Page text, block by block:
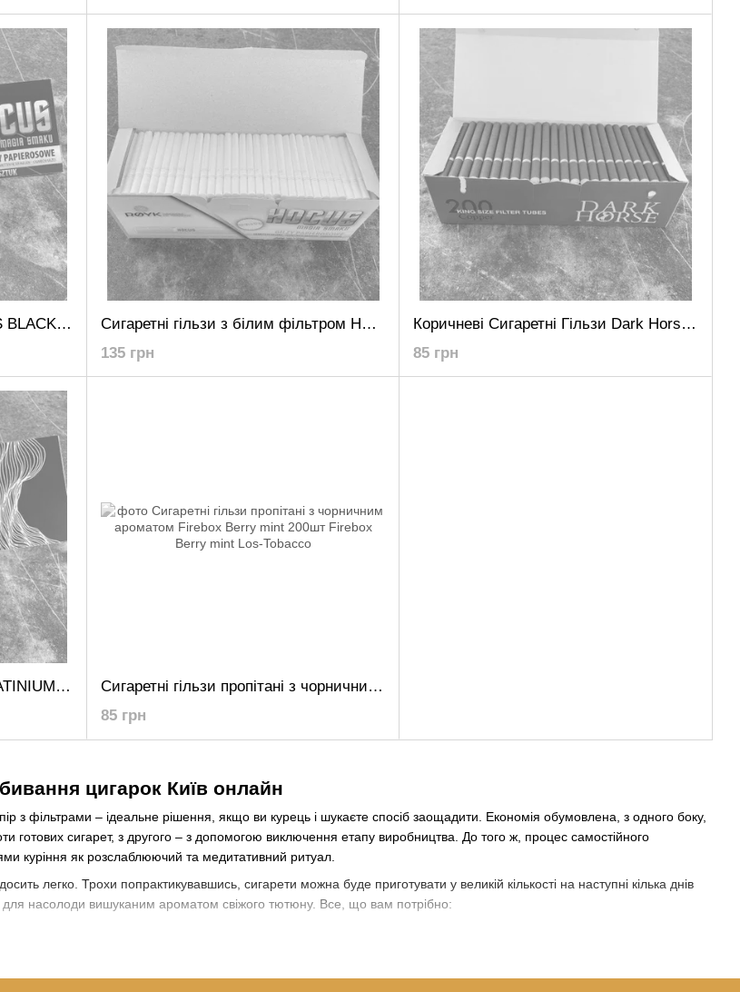
цигарок Київ онлайн
з фільтрами – ідеальне рішення, якщо ви курець і шукаєте спосіб заощадити. Економія обумовлена, з одного боку,
готових сигарет, з другого – з допомогою виключення етапу виробництва. До того ж, процес самостійного
куріння як розслаблюючий та медитативний ритуал.
легко. Трохи попрактикувавшись, сигарети можна буде приготувати у великій кількості на наступні кілька днів
насолоди вишуканим ароматом свіжого тютюну. Все, що вам потрібно:
Чорні сигаретні гільзи HOCUS BLACK 500шт
Сигаретні гільзи з білим фільтром HOCUS White 500шт
135 грн
Коричневі Сигаретні Гільзи Dark Horse 200 шт
85 грн
Гільзи для Сигарет Gama PLATINIUM 500шт
Сигаретні гільзи пропітані з чорничним ароматом Firebox Berry mint 200шт
85 грн